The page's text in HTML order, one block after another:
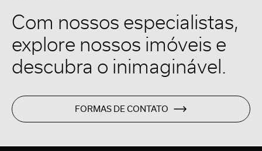
Com nossos especialistas,
explore nossos imóveis e
descubra o inimaginável.
FORMAS DE CONTATO